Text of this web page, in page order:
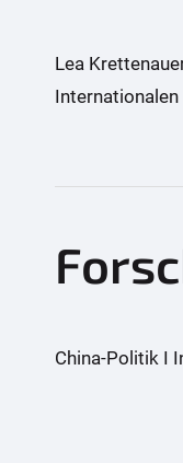
Lea
China-Politik I